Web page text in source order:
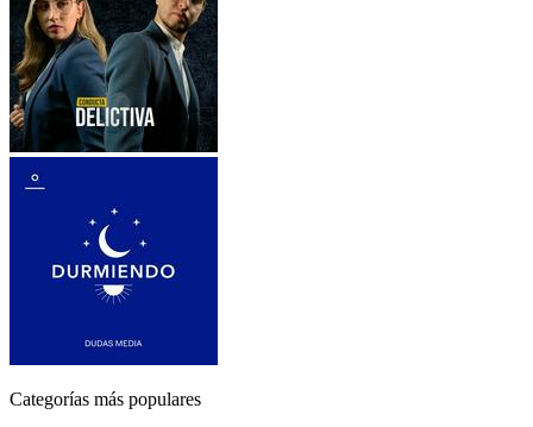
Categorías más populares